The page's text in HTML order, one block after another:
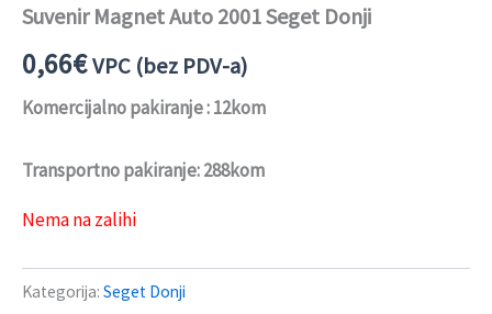
Suvenir Magnet Auto 2001 Seget Donji
0,66€VPC (bez PDV-a)
Komercijalno pakiranje : 12kom
Transportno pakiranje: 288kom
Nema na zalihi
Kategorija: Seget Donji